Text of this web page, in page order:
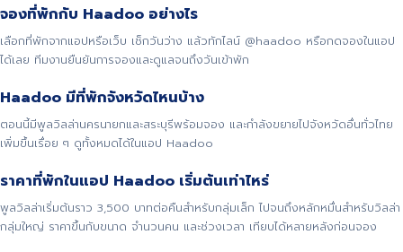
จองที่พักกับ Haadoo อย่างไร
เลือกที่พักจากแอปหรือเว็บ เช็กวันว่าง แล้วทักไลน์ @haadoo หรือกดจองในแอป
ได้เลย ทีมงานยืนยันการจองและดูแลจนถึงวันเข้าพัก
Haadoo มีที่พักจังหวัดไหนบ้าง
ตอนนี้มีพูลวิลล่านครนายกและสระบุรีพร้อมจอง และกำลังขยายไปจังหวัดอื่นทั่วไทย
เพิ่มขึ้นเรื่อย ๆ ดูทั้งหมดได้ในแอป Haadoo
ราคาที่พักในแอป Haadoo เริ่มต้นเท่าไหร่
พูลวิลล่าเริ่มต้นราว 3,500 บาทต่อคืนสำหรับกลุ่มเล็ก ไปจนถึงหลักหมื่นสำหรับวิลล่า
กลุ่มใหญ่ ราคาขึ้นกับขนาด จำนวนคน และช่วงเวลา เทียบได้หลายหลังก่อนจอง